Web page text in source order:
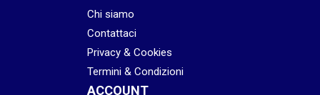
Chi siamo
Contattaci
Privacy & Cookies
Termini & Condizioni
ACCOUNT